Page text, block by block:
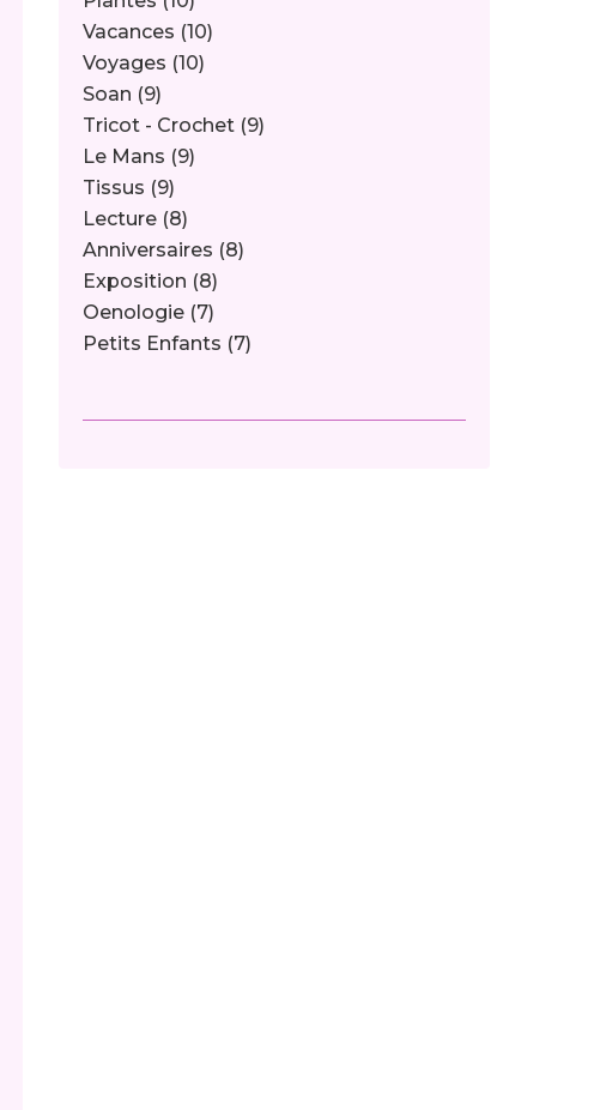
Vacances (10)
Voyages (10)
Soan (9)
Tricot - Crochet (9)
Le Mans (9)
Tissus (9)
Lecture (8)
Anniversaires (8)
Exposition (8)
Oenologie (7)
Petits Enfants (7)